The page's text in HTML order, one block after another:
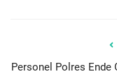
Personel Polres Ende